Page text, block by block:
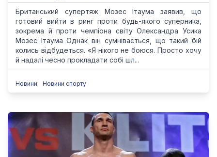
Британський супертяж Мозес Ітаума заявив, що
готовий вийти в ринг проти будь-якого суперника,
зокрема й проти чемпіона світу Олександра Усика
Мозес Ітаума Однак він сумнівається, що такий бій
колись відбудеться. «Я нікого не боюся. Просто хочу
й надалі чесно прокладати собі шл...
Новини Новини спорту